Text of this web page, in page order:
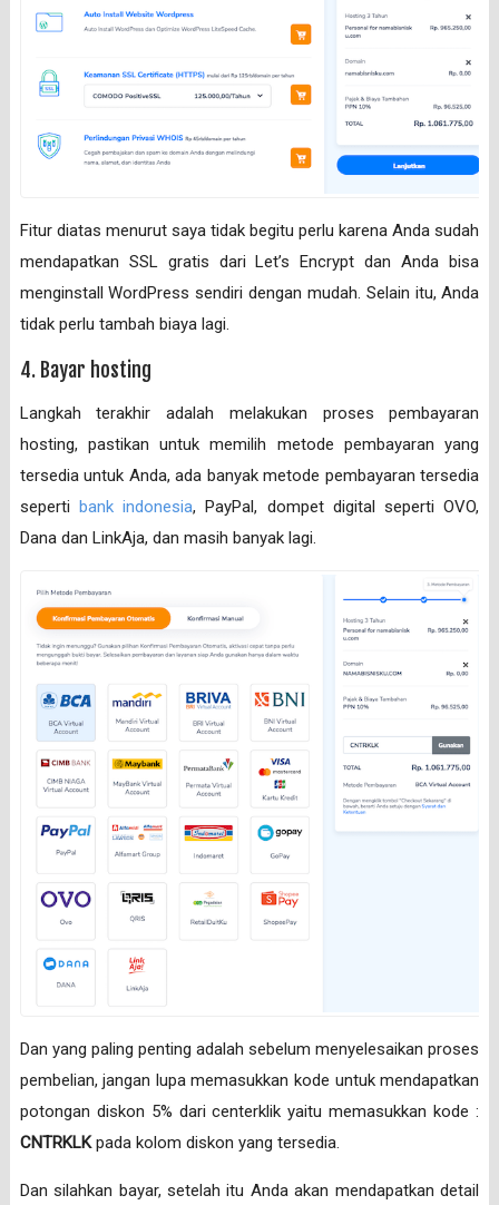
Fitur diatas menurut saya tidak begitu perlu karena Anda sudah
mendapatkan SSL gratis dari Let’s Encrypt dan Anda bisa
menginstall WordPress sendiri dengan mudah. Selain itu, Anda
tidak perlu tambah biaya lagi.
4. Bayar hosting
Langkah terakhir adalah melakukan proses pembayaran
hosting, pastikan untuk memilih metode pembayaran yang
tersedia untuk Anda, ada banyak metode pembayaran tersedia
seperti bank indonesia, PayPal, dompet digital seperti OVO,
Dana dan LinkAja, dan masih banyak lagi.
Dan yang paling penting adalah sebelum menyelesaikan proses
pembelian, jangan lupa memasukkan kode untuk mendapatkan
potongan diskon 5% dari centerklik yaitu memasukkan kode :
CNTRKLKpada kolom diskon yang tersedia.
Dan silahkan bayar, setelah itu Anda akan mendapatkan detail